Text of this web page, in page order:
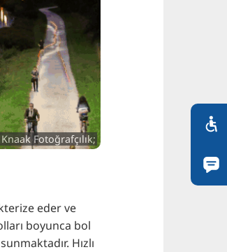
Fotoğrafçılık;
eder ve
boyunca bol
Hızlı